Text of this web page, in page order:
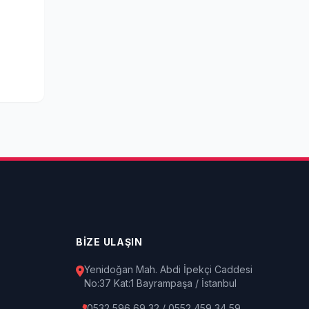
BİZE ULAŞIN
Yenidoğan Mah. Abdi İpekçi Caddesi
No:37 Kat:1 Bayrampaşa / İstanbul